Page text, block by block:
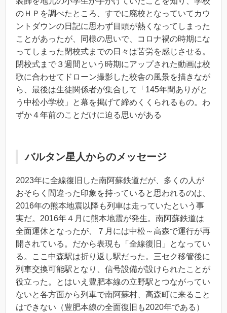
のＨＰを調べたところ、すでに廃校となっていてカウ
ントダウンの日記に思わず目頭が熱くなってしまった
ことがあったが、同様の思いで、コロナ禍の時期にな
ってしまった閉校式までの日々は苦労を感じさせる。
閉校式まで３週間という時期にアップされた動画は校
歌に合わせてドローン撮影した校舎の風景を描きなが
ら、最後は生徒関係者が集合して「145年間ありがと
う中松小学校」と幕を掲げて締めくくられるもの。わ
ずか４年前のことだけに迫る思いがある
バルタン星人からのメッセージ
2023年に全線復旧した南阿蘇鉄道だが、多くの人が
おそらく間違った印象を持っていると思われるのは、
2016年の熊本地震以降も列車は走っていたという事
実だ。2016年４月に熊本地震が発生。南阿蘇鉄道は
全面運休となったが、７月には中松～高森で運行が再
開されている。だから表現も「全線復旧」となってい
る。ここ中森駅は折り返し駅だった。三セク移管後に
列車交換可能駅となり、信号設備が設けられたことが
役立った。とはいえ豊肥本線の立野駅とつながってい
ないと各方面から列車で南阿蘇村、高森町に来ること
はできない（豊肥本線の全面復旧も2020年である）